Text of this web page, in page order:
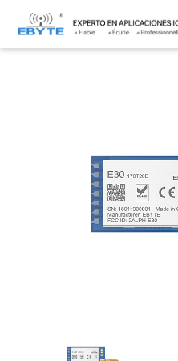
Home > Module > SPI/SOC/